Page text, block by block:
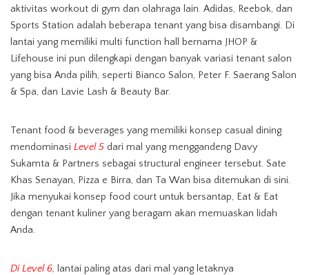
aktivitas workout di gym dan olahraga lain. Adidas, Reebok, dan
Sports Station adalah beberapa tenant yang bisa disambangi. Di
lantai yang memiliki multi function hall bernama JHOP &
Lifehouse ini pun dilengkapi dengan banyak variasi tenant salon
yang bisa Anda pilih, seperti Bianco Salon, Peter F. Saerang Salon
& Spa, dan Lavie Lash & Beauty Bar.
Tenant food & beverages yang memiliki konsep casual dining
mendominasi Level 5 dari mal yang menggandeng Davy
Sukamta & Partners sebagai structural engineer tersebut. Sate
Khas Senayan, Pizza e Birra, dan Ta Wan bisa ditemukan di sini.
Jika menyukai konsep food court untuk bersantap, Eat & Eat
dengan tenant kuliner yang beragam akan memuaskan lidah
Anda.
Di Level 6, lantai paling atas dari mal yang letaknya